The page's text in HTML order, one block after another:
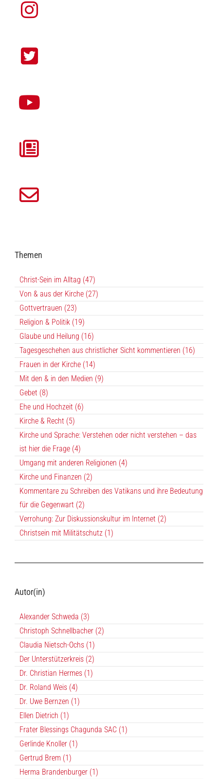
Themen
Christ-Sein im Alltag (47)
Von & aus der Kirche (27)
Gottvertrauen (23)
Religion & Politik (19)
Glaube und Heilung (16)
Tagesgeschehen aus christlicher Sicht kommentieren (16)
Frauen in der Kirche (14)
Mit den & in den Medien (9)
Gebet (8)
Ehe und Hochzeit (6)
Kirche & Recht (5)
Kirche und Sprache: Verstehen oder nicht verstehen – das
ist hier die Frage (4)
Umgang mit anderen Religionen (4)
Kirche und Finanzen (2)
Kommentare zu Schreiben des Vatikans und ihre Bedeutung
für die Gegenwart (2)
Verrohung: Zur Diskussionskultur im Internet (2)
Christsein mit Militätschutz (1)
Autor(in)
Alexander Schweda (3)
Christoph Schnellbacher (2)
Claudia Nietsch-Ochs (1)
Der Unterstützerkreis (2)
Dr. Christian Hermes (1)
Dr. Roland Weis (4)
Dr. Uwe Bernzen (1)
Ellen Dietrich (1)
Frater Blessings Chagunda SAC (1)
Gerlinde Knoller (1)
Gertrud Brem (1)
Herma Brandenburger (1)